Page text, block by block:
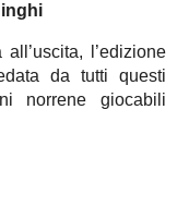
l’edizione
da tutti questi
norrene giocabili